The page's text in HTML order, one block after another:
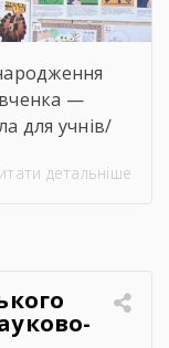
—
для учнів/
детальніше